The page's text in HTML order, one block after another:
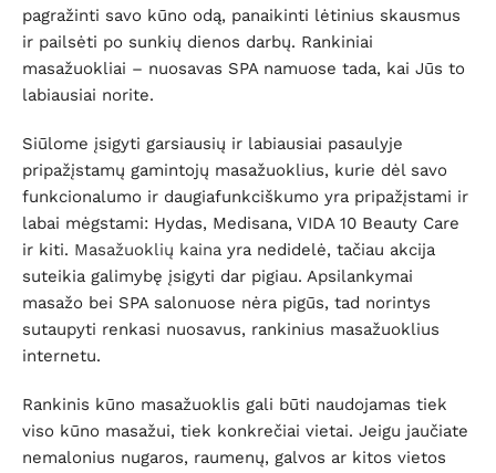
pagražinti savo kūno odą, panaikinti lėtinius skausmus
ir pailsėti po sunkių dienos darbų. Rankiniai
masažuokliai – nuosavas SPA namuose tada, kai Jūs to
labiausiai norite.
Siūlome įsigyti garsiausių ir labiausiai pasaulyje
pripažįstamų gamintojų masažuoklius, kurie dėl savo
funkcionalumo ir daugiafunkciškumo yra pripažįstami ir
labai mėgstami: Hydas, Medisana, VIDA 10 Beauty Care
ir kiti. Masažuoklių kaina yra nedidelė, tačiau akcija
suteikia galimybę įsigyti dar pigiau. Apsilankymai
masažo bei SPA salonuose nėra pigūs, tad norintys
sutaupyti renkasi nuosavus, rankinius masažuoklius
internetu.
Rankinis kūno masažuoklis gali būti naudojamas tiek
viso kūno masažui, tiek konkrečiai vietai. Jeigu jaučiate
nemalonius nugaros, raumenų, galvos ar kitos vietos